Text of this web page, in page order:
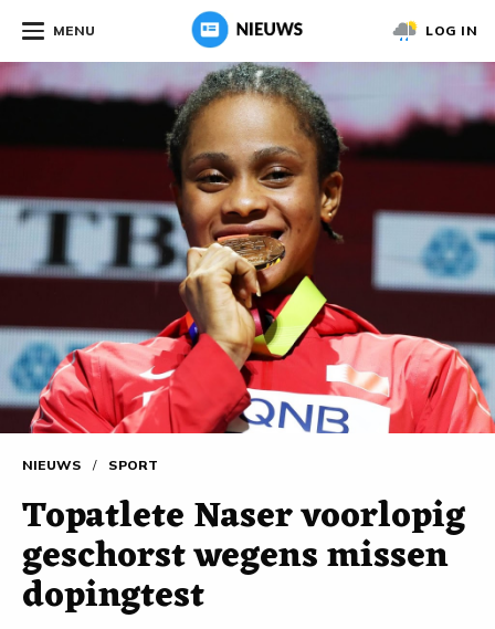
MENU LOG IN
NIEUWS / SPORT
Topatlete Naser voorlopig
geschorst wegens missen
dopingtest